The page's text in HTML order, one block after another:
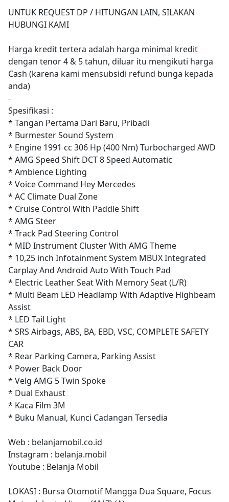
UNTUK REQUEST DP / HITUNGAN LAIN, SILAKAN
HUBUNGI KAMI
Harga kredit tertera adalah harga minimal kredit
dengan tenor 4 & 5 tahun, diluar itu mengikuti harga
Cash (karena kami mensubsidi refund bunga kepada
anda)
-
Spesifikasi :
* Tangan Pertama Dari Baru, Pribadi
* Burmester Sound System
* Engine 1991 cc 306 Hp (400 Nm) Turbocharged AWD
* AMG Speed Shift DCT 8 Speed Automatic
* Ambience Lighting
* Voice Command Hey Mercedes
* AC Climate Dual Zone
* Cruise Control With Paddle Shift
* AMG Steer
* Track Pad Steering Control
* MID Instrument Cluster With AMG Theme
* 10,25 inch Infotainment System MBUX Integrated
Carplay And Android Auto With Touch Pad
* Electric Leather Seat With Memory Seat (L/R)
* Multi Beam LED Headlamp With Adaptive Highbeam
Assist
* LED Tail Light
* SRS Airbags, ABS, BA, EBD, VSC, COMPLETE SAFETY
CAR
* Rear Parking Camera, Parking Assist
* Power Back Door
* Velg AMG 5 Twin Spoke
* Dual Exhaust
* Kaca Film 3M
* Buku Manual, Kunci Cadangan Tersedia
Web : belanjamobil.co.id
Instagram : belanja.mobil
Youtube : Belanja Mobil
LOKASI : Bursa Otomotif Mangga Dua Square, Focus